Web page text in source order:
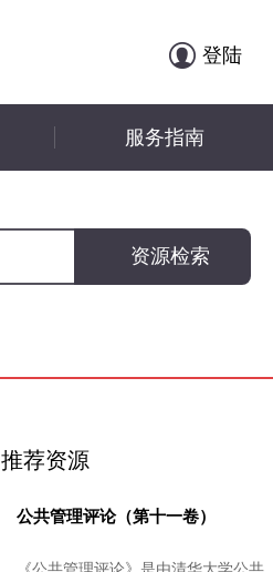
登陆
服务指南
推荐资源
公共管理评论（第十一卷）